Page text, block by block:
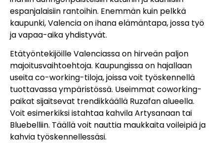
espanjalaisiin rantoihin. Enemmän kuin pelkkä
kaupunki, Valencia on ihana elämäntapa, jossa työ
ja vapaa-aika yhdistyvät.
Etätyöntekijöille Valenciassa on hirveän paljon
majoitusvaihtoehtoja. Kaupungissa on hajallaan
useita co-working-tiloja, joissa voit työskennellä
tuottavassa ympäristössä. Useimmat coworking-
paikat sijaitsevat trendikkäällä Ruzafan alueella.
Voit esimerkiksi istahtaa kahvila Artysanaan tai
Bluebelliin. Täällä voit nauttia maukkaita voileipiä ja
kahvia työskennellessäsi.